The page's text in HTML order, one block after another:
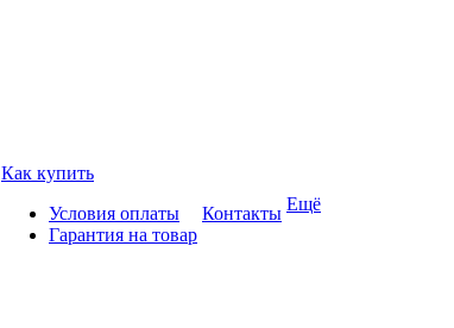
Как купить
Условия оплаты
Гарантия на товар
Контакты Ещё